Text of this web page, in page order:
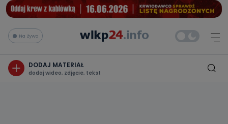
Na żywo
DODAJ MATERIAŁ
dodaj wideo, zdjęcie, tekst